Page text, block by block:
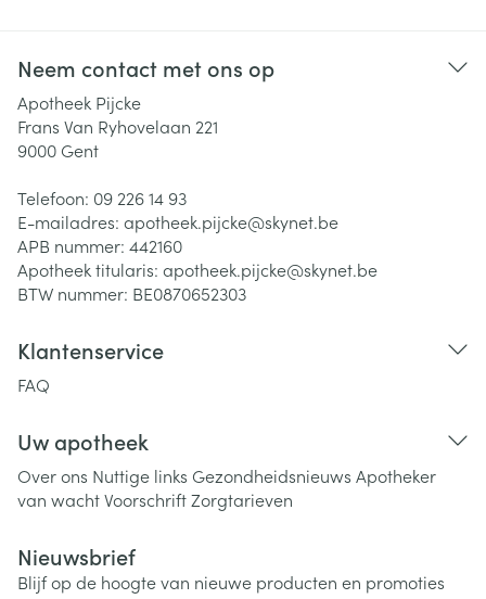
Neem contact met ons op
Apotheek Pijcke
Frans Van Ryhovelaan 221
9000 Gent
Telefoon: 09 226 14 93
E-mailadres: apotheek.pijcke@skynet.be
APB nummer: 442160
Apotheek titularis: apotheek.pijcke@skynet.be
BTW nummer: BE0870652303
Klantenservice
FAQ
Uw apotheek
Over ons Nuttige links Gezondheidsnieuws Apotheker
van wachtVoorschriftZorgtarieven
Nieuwsbrief
Blijf op de hoogte van nieuwe producten en promoties